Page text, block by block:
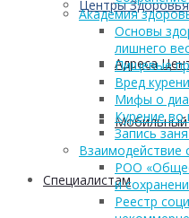
Центры Здоровья
Адреса
Мобильный
Cпециалистам
Академия
Основы
лишнего
Пищевые
Вред
Мифы о
Курение
Запись
РОО
и
Реестр